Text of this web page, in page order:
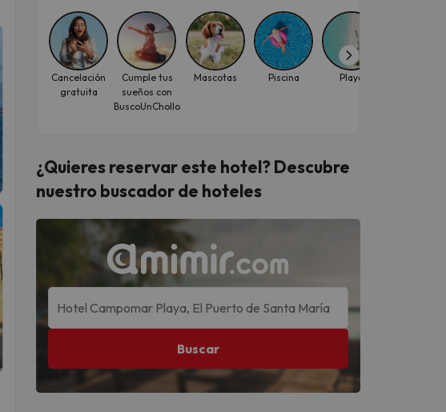
Cancelación
gratuita
Cumple tus
sueños con
BuscoUnChollo
Mascotas Piscina Playa
¿Quieres reservar este hotel? Descubre
nuestro buscador de hoteles
Buscar